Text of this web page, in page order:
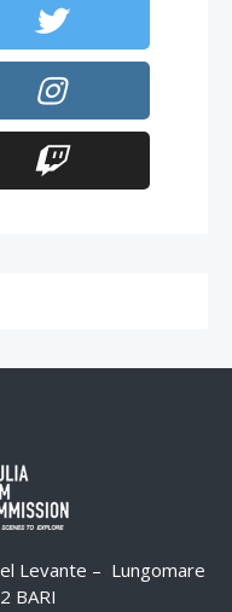
Levante – Lungomare
BARI